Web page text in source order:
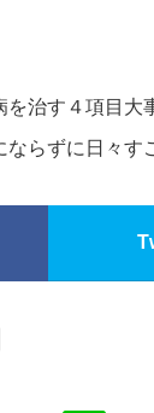
治す４項目大
らずに日々す